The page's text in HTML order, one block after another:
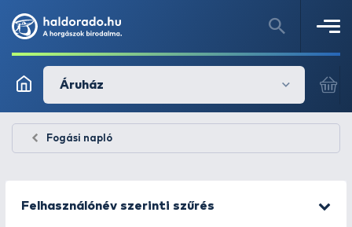
Áruház
Fogási napló
Felhasználónév szerinti szűrés